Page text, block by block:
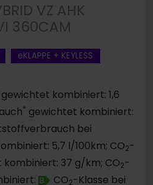
VZ AHK
360CAM
eKLAPPE + KEYLESS
gewichtet kombiniert: 1,6
* gewichtet kombiniert:
bei
5,7 l/100km; CO2-
kombiniert: 37 g/km; CO2-
B CO2-Klasse bei